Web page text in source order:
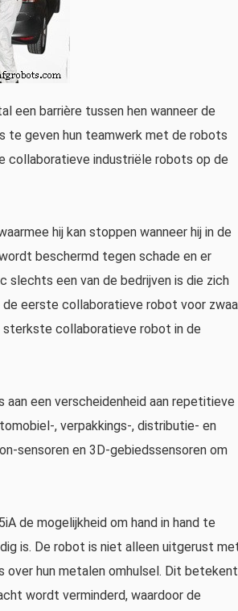
een barrière tussen hen wanneer de
te geven hun teamwerk met de robots
collaboratieve industriële robots op de
hij kan stoppen wanneer hij in de
beschermd tegen schade en er
slechts een van de bedrijven is die zich
eerste collaboratieve robot voor
sterkste collaboratieve robot in de
aan een verscheidenheid aan repetitieve
, verpakkings-, distributie- en
sensoren en 3D-gebiedssensoren om
de mogelijkheid om hand in hand te
is. De robot is niet alleen uitgerust
over hun metalen omhulsel. Dit betekent
wordt verminderd, waardoor de